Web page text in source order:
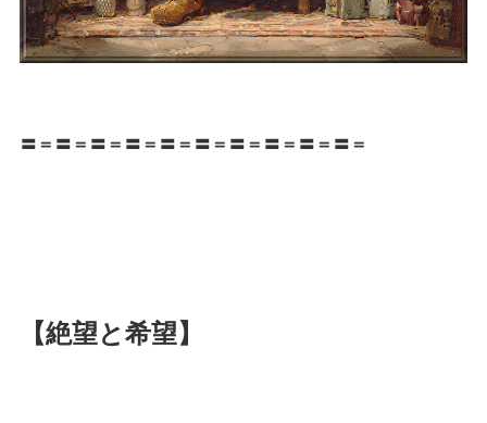
〓＝〓＝〓＝〓＝〓＝〓＝〓＝〓＝〓＝〓＝
【絶望と希望】